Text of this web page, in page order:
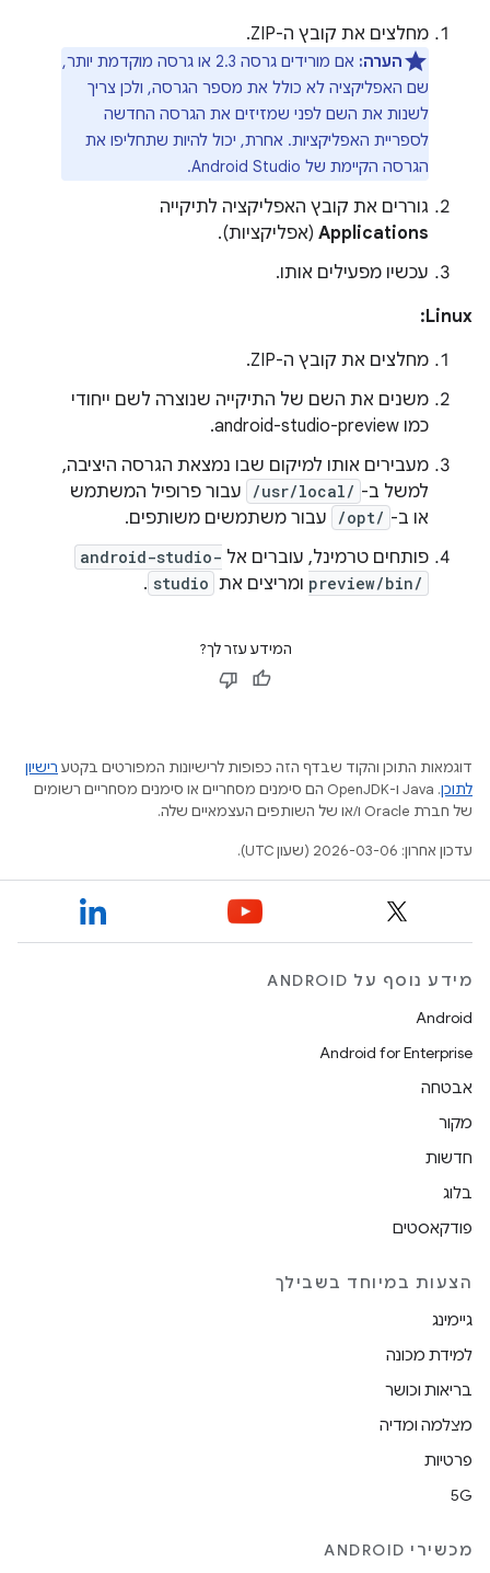
מחלצים את קובץ ה-ZIP.
הערה:
אם מורידים גרסה 2.3 או גרסה מוקדמת יותר,
שם האפליקציה לא כולל את מספר הגרסה, ולכן צריך
לשנות את השם לפני שמזיזים את הגרסה החדשה
לספריית האפליקציות. אחרת, יכול להיות שתחליפו את
הגרסה הקיימת של Android Studio.
גוררים את קובץ האפליקציה לתיקייה
Applications (אפליקציות).
עכשיו מפעילים אותו.
Linux:
מחלצים את קובץ ה-ZIP.
משנים את השם של התיקייה שנוצרה לשם ייחודי
כמו android-studio-preview.
מעבירים אותו למיקום שבו נמצאת הגרסה היציבה,
למשל ב- /usr/local/
עבור פרופיל המשתמש
או ב- /opt/
עבור משתמשים משותפים.
פותחים טרמינל, עוברים אל android-studio-
preview/bin/ ומריצים את studio
.
המידע עזר לך?
דוגמאות התוכן והקוד שבדף הזה כפופות לרישיונות המפורטים בקטע רישיון
לתוכן
.‏ Java ו-OpenJDK הם סימנים מסחריים או סימנים מסחריים רשומים
של חברת Oracle ו/או של השותפים העצמאיים שלה.
עדכון אחרון: 2026-03-06 (שעון UTC).
מידע נוסף על ANDROID
Android
Android for Enterprise
אבטחה
מקור
חדשות
בלוג
פודקאסטים
הצעות במיוחד בשבילך
גיימינג
למידת מכונה
בריאות וכושר
מצלמה ומדיה
פרטיות
5G
מכשירי ANDROID